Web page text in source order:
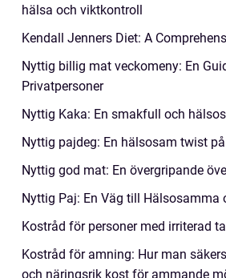
hälsa och viktkontroll
Kendall Jenners Diet: A
Nyttig billig mat veckomeny: En
Privatpersoner
Nyttig Kaka: En smakfull och
Nyttig pajdeg: En hälsosam twist
Nyttig god mat: En övergripande
Nyttig Paj: En Väg till Hälsosamma
Kostråd för personer med irriterad
Kostråd för amning: Hur man
och näringsrik kost för ammande